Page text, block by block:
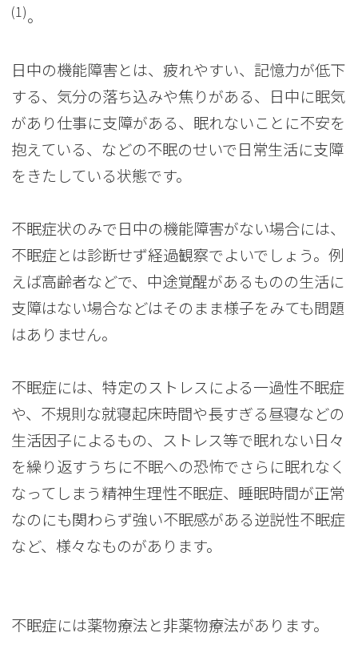
(1)。
日中の機能障害とは、疲れやすい、記憶力が低下
する、気分の落ち込みや焦りがある、日中に眠気
があり仕事に支障がある、眠れないことに不安を
抱えている、などの不眠のせいで日常生活に支障
をきたしている状態です。
不眠症状のみで日中の機能障害がない場合には、
不眠症とは診断せず経過観察でよいでしょう。例
えば高齢者などで、中途覚醒があるものの生活に
支障はない場合などはそのまま様子をみても問題
はありません。
不眠症には、特定のストレスによる一過性不眠症
や、不規則な就寝起床時間や長すぎる昼寝などの
生活因子によるもの、ストレス等で眠れない日々
を繰り返すうちに不眠への恐怖でさらに眠れなく
なってしまう精神生理性不眠症、睡眠時間が正常
なのにも関わらず強い不眠感がある逆説性不眠症
など、様々なものがあります。
不眠症には薬物療法と非薬物療法があります。